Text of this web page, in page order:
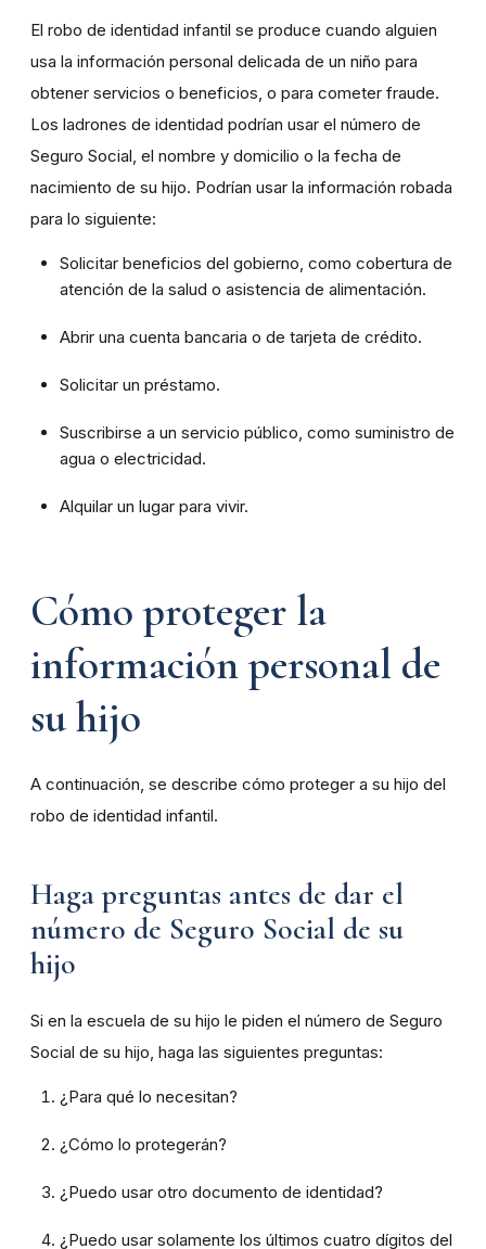
El robo de identidad infantil se produce cuando alguien
usa la información personal delicada de un niño para
obtener servicios o beneficios, o para cometer fraude.
Los ladrones de identidad podrían usar el número de
Seguro Social, el nombre y domicilio o la fecha de
nacimiento de su hijo. Podrían usar la información robada
para lo siguiente:
Solicitar beneficios del gobierno, como cobertura de
atención de la salud o asistencia de alimentación.
Abrir una cuenta bancaria o de tarjeta de crédito.
Solicitar un préstamo.
Suscribirse a un servicio público, como suministro de
agua o electricidad.
Alquilar un lugar para vivir.
Cómo proteger la
información personal de
su hijo
A continuación, se describe cómo proteger a su hijo del
robo de identidad infantil.
Haga preguntas antes de dar el
número de Seguro Social de su
hijo
Si en la escuela de su hijo le piden el número de Seguro
Social de su hijo, haga las siguientes preguntas:
¿Para qué lo necesitan?
¿Cómo lo protegerán?
¿Puedo usar otro documento de identidad?
¿Puedo usar solamente los últimos cuatro dígitos del